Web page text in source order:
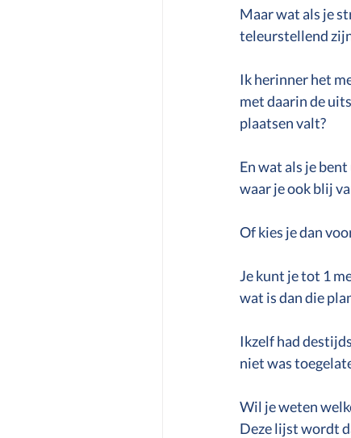
Numerus Fixus
Autisme ADHD
Maar wat als je
teleurstellend
Ik herinner het
met daarin de
plaatsen valt?
En wat als je
waar je ook blij
Of kies je dan
Je kunt je tot 1
wat is dan die
Ikzelf had
niet was
Wil je weten
Deze lijst wordt